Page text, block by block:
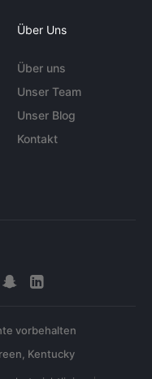
Über Uns
Über uns
Unser Team
Unser Blog
Kontakt
vorbehalten